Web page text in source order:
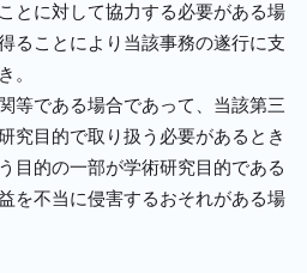
とに対して協力する必要がある場
ることにより当該事務の遂行に支
。
等である場合であって、当該第三
究目的で取り扱う必要があるとき
目的の一部が学術研究目的である
を不当に侵害するおそれがある場